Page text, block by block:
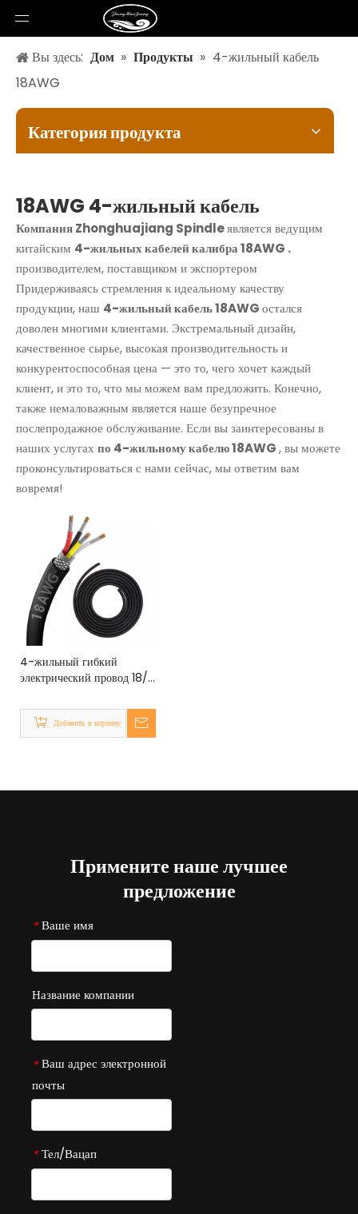
Вы здесь: Дом » Продукты » 4-жильный кабель
18AWG
Категория продукта
18AWG 4-жильный кабель
Компания Zhonghuajiang Spindleявляется ведущим
китайским 4-жильных кабелей калибра 18AWG .
производителем, поставщиком и экспортером
Придерживаясь стремления к идеальному качеству
продукции, наш 4-жильный кабель 18AWGостался
доволен многими клиентами. Экстремальный дизайн,
качественное сырье, высокая производительность и
конкурентоспособная цена — это то, чего хочет каждый
клиент, и это то, что мы можем вам предложить. Конечно,
также немаловажным является наше безупречное
послепродажное обслуживание. Если вы заинтересованы в
наших услугах по 4-жильному кабелю 18AWG, вы можете
проконсультироваться с нами сейчас, мы ответим вам
вовремя!
4-жильный гибкий
электрический провод 18/4
жильный экранированный
кабель 18 калибра
Добавить в корзину
Примените наше лучшее
предложение
* Ваше имя
Название компании
* Ваш адрес электронной
почты
* Тел/Вацап